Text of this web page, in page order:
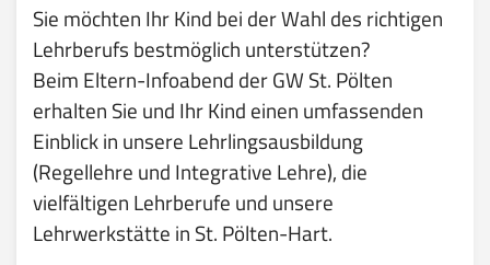
Sie möchten Ihr Kind bei der Wahl des richtigen
Lehrberufs bestmöglich unterstützen?
Beim Eltern-Infoabend der GW St. Pölten
erhalten Sie und Ihr Kind einen umfassenden
Einblick in unsere Lehrlingsausbildung
(Regellehre und Integrative Lehre), die
vielfältigen Lehrberufe und unsere
Lehrwerkstätte in St. Pölten-Hart.